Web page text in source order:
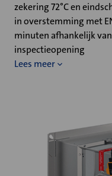
zekering 72°C en
in overstemming met
minuten afhankelijk
inspectieopening
Lees meer